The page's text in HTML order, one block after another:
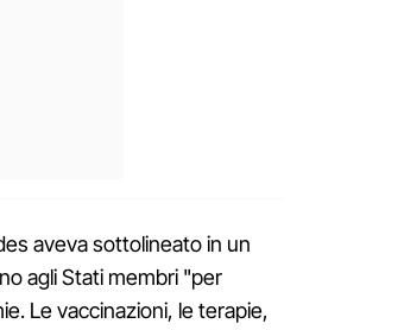
aveva sottolineato in un
agli Stati membri "per
Le vaccinazioni, le terapie,